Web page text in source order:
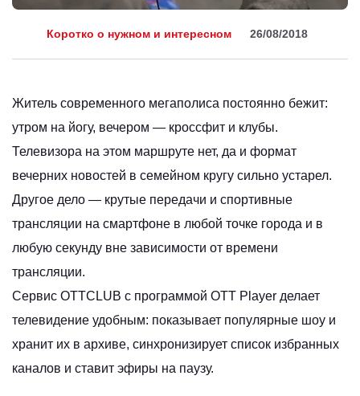
Коротко о нужном и интересном 26/08/2018
Житель современного мегаполиса постоянно бежит:
утром на йогу, вечером — кроссфит и клубы.
Телевизора на этом маршруте нет, да и формат
вечерних новостей в семейном кругу сильно устарел.
Другое дело — крутые передачи и спортивные
трансляции на смартфоне в любой точке города и в
любую секунду вне зависимости от времени
трансляции.
Сервис OTTCLUB с программой OTT Player делает
телевидение удобным: показывает популярные шоу и
хранит их в архиве, синхронизирует список избранных
каналов и ставит эфиры на паузу.